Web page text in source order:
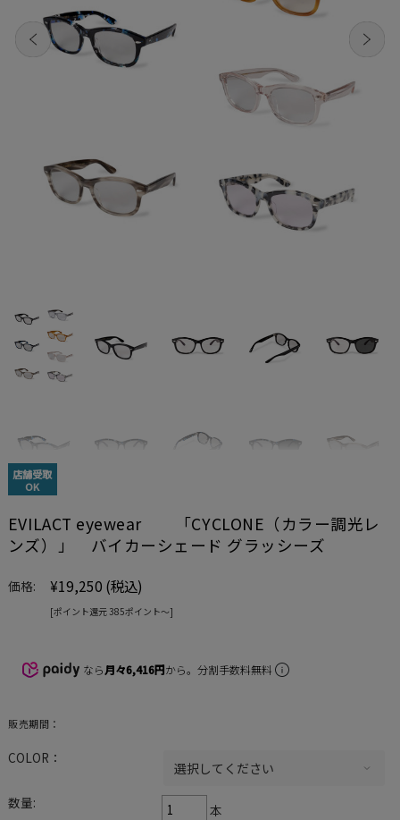
店舗受取
OK
EVILACT eyewear 「CYCLONE（カラー調光レ
ンズ）」 バイカーシェード グラッシーズ
価格: ¥19,250 (税込)
[ポイント還元 385ポイント〜]
なら月々6,416円から。分割手数料無料
販売期間：
COLOR：
数量: 本